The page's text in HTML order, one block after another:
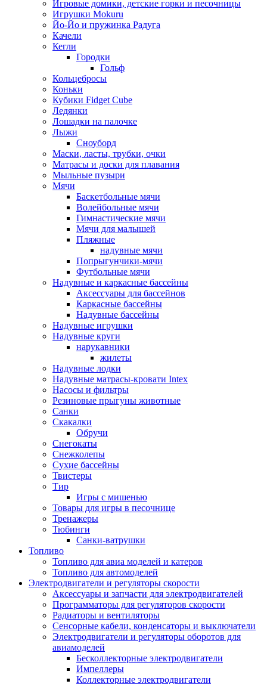
Игровые домики, детские горки и песочницы
Игрушки Mokuru
Йо-Йо и пружинка Радуга
Качели
Кегли
Городки
Гольф
Кольцебросы
Коньки
Кубики Fidget Cube
Ледянки
Лошадки на палочке
Лыжи
Сноуборд
Маски, ласты, трубки, очки
Матрасы и доски для плавания
Мыльные пузыри
Мячи
Баскетбольные мячи
Волейбольные мячи
Гимнастические мячи
Мячи для малышей
Пляжные
надувные мячи
Попрыгунчики-мячи
Футбольные мячи
Надувные и каркасные бассейны
Аксессуары для бассейнов
Каркасные бассейны
Надувные бассейны
Надувные игрушки
Надувные круги
нарукавники
жилеты
Надувные лодки
Надувные матрасы-кровати Intex
Насосы и фильтры
Резиновые прыгуны животные
Санки
Скакалки
Обручи
Снегокаты
Снежколепы
Сухие бассейны
Твистеры
Тир
Игры с мишенью
Товары для игры в песочнице
Тренажеры
Тюбинги
Санки-ватрушки
Топливо
Топливо для авиа моделей и катеров
Топливо для автомоделей
Электродвигатели и регуляторы скорости
Аксессуары и запчасти для электродвигателей
Программаторы для регуляторов скорости
Радиаторы и вентиляторы
Сенсорные кабели, конденсаторы и выключатели
Электродвигатели и регуляторы оборотов для
авиамоделей
Бесколлекторные электродвигатели
Импеллеры
Коллекторные электродвигатели